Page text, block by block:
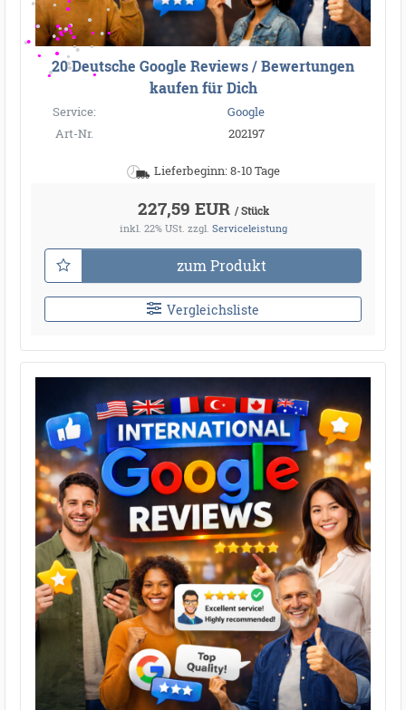
20 Deutsche Google Reviews / Bewertungen
kaufen für Dich
Service:
Google
Art-Nr.
202197
Lieferbeginn: 8-10 Tage
227,59 EUR / Stück
inkl. 22% USt. zzgl. Serviceleistung
zum Produkt
Vergleichsliste